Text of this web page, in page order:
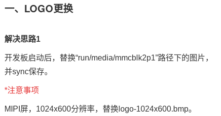
一、LOGO更换
解决思路1
开发板启动后，替换“run/media/mmcblk2p1”路径下的图片，
并sync保存。
*注意事项
MIPI屏，1024x600分辨率，替换logo-1024x600.bmp。